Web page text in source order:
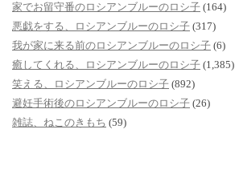
家でお留守番のロシアンブルーのロシ子 (164)
悪戯をする、ロシアンブルーのロシ子 (317)
我が家に来る前のロシアンブルーのロシ子 (6)
癒してくれる、ロシアンブルーのロシ子 (1,385)
笑える、ロシアンブルーのロシ子 (892)
避妊手術後のロシアンブルーのロシ子 (26)
雑誌、ねこのきもち (59)